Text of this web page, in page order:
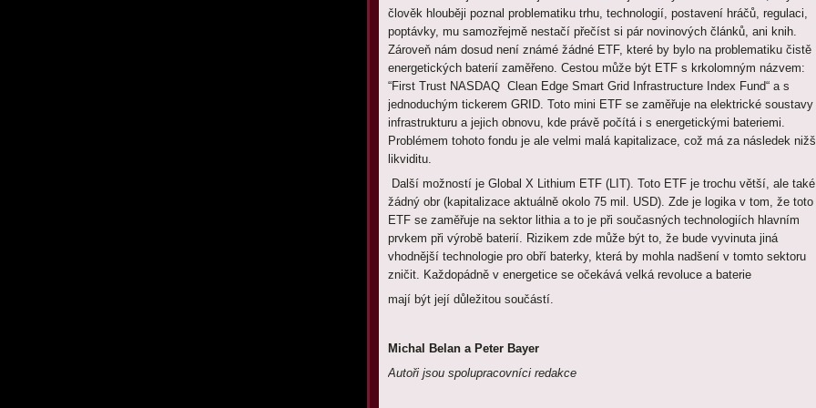
člověk hlouběji poznal problematiku trhu, technologií, postavení hráčů, regulaci,
poptávky, mu samozřejmě nestačí přečíst si pár novinových článků, ani knih.
Zároveň nám dosud není známé žádné ETF, které by bylo na problematiku čistě
energetických baterií zaměřeno. Cestou může být ETF s krkolomným názvem:
“First Trust NASDAQ Clean Edge Smart Grid Infrastructure Index Fund“ a s
jednoduchým tickerem GRID. Toto mini ETF se zaměřuje na elektrické soustavy
infrastrukturu a jejich obnovu, kde právě počítá i s energetickými bateriemi.
Problémem tohoto fondu je ale velmi malá kapitalizace, což má za následek
likviditu.
Další možností je Global X Lithium ETF (LIT). Toto ETF je trochu větší, ale také
žádný obr (kapitalizace aktuálně okolo 75 mil. USD). Zde je logika v tom, že toto
ETF se zaměřuje na sektor lithia a to je při současných technologiích hlavním
prvkem při výrobě baterií. Rizikem zde může být to, že bude vyvinuta jiná
vhodnější technologie pro obří baterky, která by mohla nadšení v tomto sektoru
zničit. Každopádně v energetice se očekává velká revoluce a baterie
mají být její důležitou součástí.
Michal Belan a Peter Bayer
Autoři jsou spolupracovníci redakce